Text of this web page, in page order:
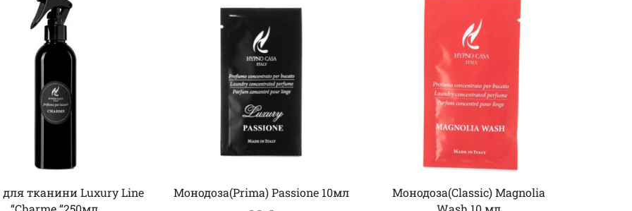
тканини Luxury Line
Монодоза(Prima) Passione 10мл
Монодоза(Classic) Magnolia